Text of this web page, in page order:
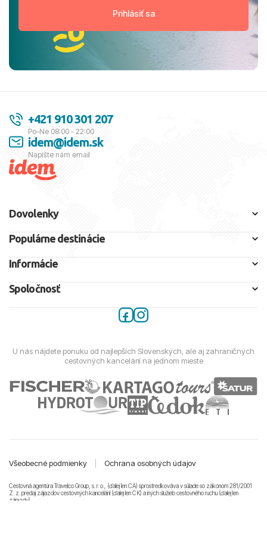
+421 910 301 207
Po-Ne 08:00 - 22:00
idem@idem.sk
Napíšte nám email
Dovolenky
Populárne destinácie
Informácie
Spoločnosť
U nás nájdete ponuku od najlepších Slovenských, ale aj zahraničných
cestovných kancelárií na jednom mieste
Všeobecné podmienky Ochrana osobných údajov
Cestovná agentúra Travelco Group, s. r. o., (ďalej len CA) sprostredkováva v súlade so zákonom 281/2001
Z. z. predaj zájazdov cestovných kancelárii (ďalej len CK) a iných služieb cestovného ruchu (ďalej len
zájazdy).